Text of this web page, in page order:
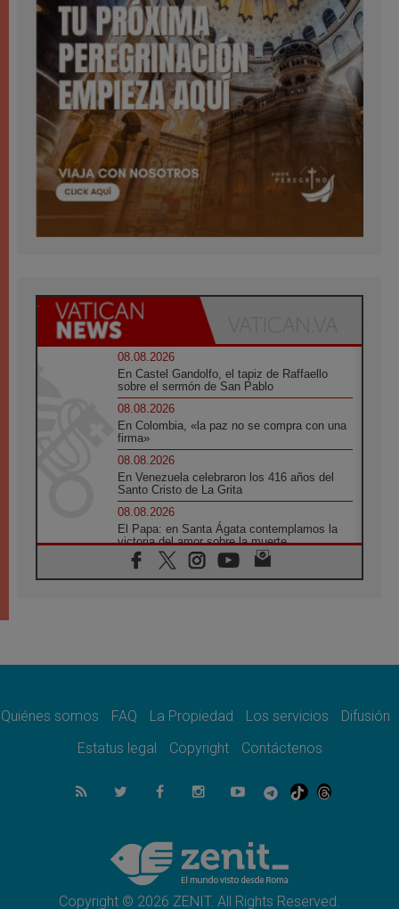
08.08.2026
En Castel Gandolfo, el tapiz de Raffaello
sobre el sermón de San Pablo
08.08.2026
En Colombia, «la paz no se compra con una
firma»
08.08.2026
En Venezuela celebraron los 416 años del
Santo Cristo de La Grita
08.08.2026
El Papa: en Santa Ágata contemplamos la
victoria del amor sobre la muerte
08.08.2026
León XIV visitará el Santuario de la Madre
07.08.2026
07.08.2026
el compromiso del cristiano"
La matanza de niños en Gaza no cesa: 300
muertos en 300 días
Tagle: La guerra desfigura el mundo, solo la
revelación de Dios lo transfigura
Quiénes somos FAQ La Propiedad Los servicios
Difusión
Estatus legal
Copyright Contáctenos
Copyright © 2026 ZENIT. All Rights Reserved.